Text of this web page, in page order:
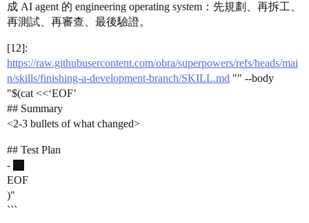
成 AI agent 的 engineering operating system：先規劃、再拆工、
再測試、再審查、最後驗證。
[12]:
https://raw.githubusercontent.com/obra/superpowers/refs/heads/mai
n/skills/finishing-a-development-branch/SKILL.md "" --body
"$(cat <<‘EOF’
## Summary
<2-3 bullets of what changed>
## Test Plan
-
EOF
)"
```